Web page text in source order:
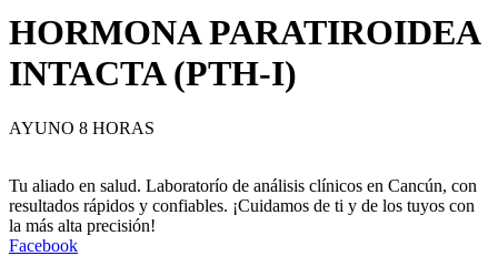
HORMONA PARATIROIDEA
INTACTA (PTH-I)
AYUNO 8 HORAS
Tu aliado en salud. Laboratorío de análisis clínicos en Cancún, con
resultados rápidos y confiables. ¡Cuidamos de ti y de los tuyos con
la más alta precisión!
Facebook